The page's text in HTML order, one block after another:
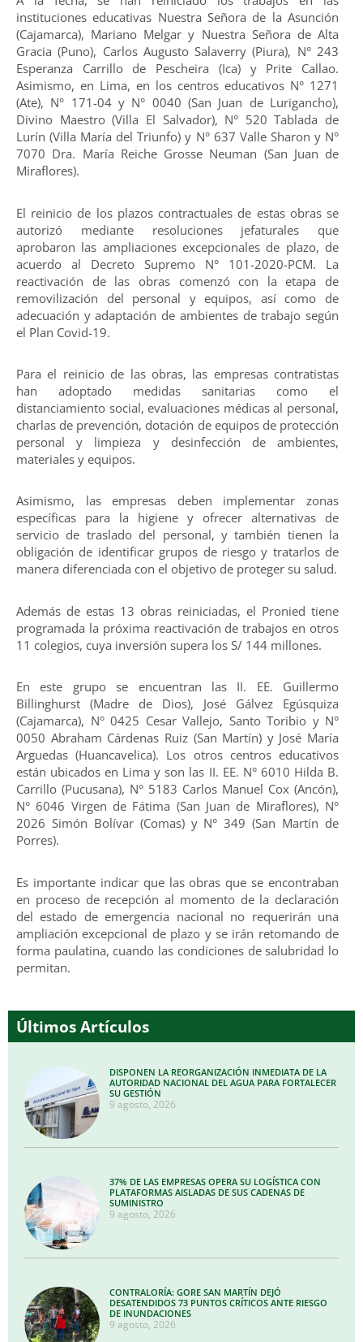
instituciones educativas Nuestra Señora de la Asunción
(Cajamarca), Mariano Melgar y Nuestra Señora de Alta
Gracia (Puno), Carlos Augusto Salaverry (Piura), N° 243
Esperanza Carrillo de Pescheira (Ica) y Prite Callao.
Asimismo, en Lima, en los centros educativos N° 1271
(Ate), N° 171-04 y N° 0040 (San Juan de Lurigancho),
Divino Maestro (Villa El Salvador), N° 520 Tablada de
Lurín (Villa María del Triunfo) y N° 637 Valle Sharon y N°
7070 Dra. María Reiche Grosse Neuman (San Juan de
Miraflores).
El reinicio de los plazos contractuales de estas obras se
autorizó mediante resoluciones jefaturales que
aprobaron las ampliaciones excepcionales de plazo, de
acuerdo al Decreto Supremo N° 101-2020-PCM. La
reactivación de las obras comenzó con la etapa de
removilización del personal y equipos, así como de
adecuación y adaptación de ambientes de trabajo según
el Plan Covid-19.
Para el reinicio de las obras, las empresas contratistas
han adoptado medidas sanitarias como el
distanciamiento social, evaluaciones médicas al personal,
charlas de prevención, dotación de equipos de protección
personal y limpieza y desinfección de ambientes,
materiales y equipos.
Asimismo, las empresas deben implementar zonas
específicas para la higiene y ofrecer alternativas de
servicio de traslado del personal, y también tienen la
obligación de identificar grupos de riesgo y tratarlos de
manera diferenciada con el objetivo de proteger su salud.
Además de estas 13 obras reiniciadas, el Pronied tiene
programada la próxima reactivación de trabajos en otros
11 colegios, cuya inversión supera los S/ 144 millones.
En este grupo se encuentran las II. EE. Guillermo
Billinghurst (Madre de Dios), José Gálvez Egúsquiza
(Cajamarca), N° 0425 Cesar Vallejo, Santo Toribio y N°
0050 Abraham Cárdenas Ruiz (San Martín) y José María
Arguedas (Huancavelica). Los otros centros educativos
están ubicados en Lima y son las II. EE. N° 6010 Hilda B.
Carrillo (Pucusana), N° 5183 Carlos Manuel Cox (Ancón),
N° 6046 Virgen de Fátima (San Juan de Miraflores), N°
2026 Simón Bolívar (Comas) y N° 349 (San Martín de
Porres).
Es importante indicar que las obras que se encontraban
en proceso de recepción al momento de la declaración
del estado de emergencia nacional no requerirán una
ampliación excepcional de plazo y se irán retomando de
forma paulatina, cuando las condiciones de salubridad lo
permitan.
Últimos Artículos
DISPONEN LA REORGANIZACIÓN INMEDIATA DE LA
AUTORIDAD NACIONAL DEL AGUA PARA FORTALECER
SU GESTIÓN
9 agosto, 2026
37% DE LAS EMPRESAS OPERA SU LOGÍSTICA CON
PLATAFORMAS AISLADAS DE SUS CADENAS DE
SUMINISTRO
9 agosto, 2026
CONTRALORÍA: GORE SAN MARTÍN DEJÓ
DESATENDIDOS 73 PUNTOS CRÍTICOS ANTE RIESGO
DE INUNDACIONES
9 agosto, 2026